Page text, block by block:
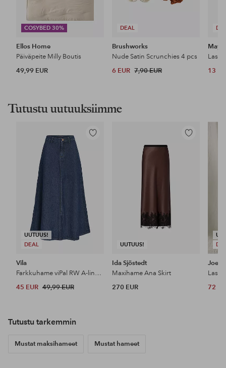
COSYBED 30%
Ellos Home
Päiväpeite Milly Boutis
49,99 EUR
DEAL
Brushworks
Nude Satin Scrunchies 4 pcs
6 EUR 7,90 EUR 13
Tutustu uutuuksiimme
UUTUUS!
DEAL
Lisää
Vila
Farkkuhame viPal RW A-line Midi Denim Skirt
45 EUR 49,99 EUR
UUTUUS!
Lisää
Ida Sjöstedt
Maxihame Ana Skirt
270 EUR
Joelle
72
Tutustu tarkemmin
Mustat maksihameet Mustat hameet